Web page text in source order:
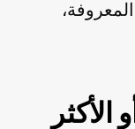
الأكثر